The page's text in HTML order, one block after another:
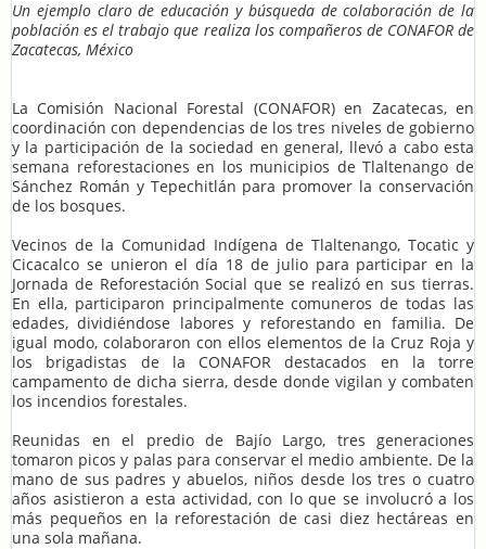
Un ejemplo claro de educación y búsqueda de colaboración de la
población es el trabajo que realiza los compañeros de CONAFOR de
Zacatecas, México
La Comisión Nacional Forestal (CONAFOR) en Zacatecas, en
coordinación con dependencias de los tres niveles de gobierno
y la participación de la sociedad en general, llevó a cabo esta
semana reforestaciones en los municipios de Tlaltenango de
Sánchez Román y Tepechitlán para promover la conservación
de los bosques.
Vecinos de la Comunidad Indígena de Tlaltenango, Tocatic y
Cicacalco se unieron el día 18 de julio para participar en la
Jornada de Reforestación Social que se realizó en sus tierras.
En ella, participaron principalmente comuneros de todas las
edades, dividiéndose labores y reforestando en familia. De
igual modo, colaboraron con ellos elementos de la Cruz Roja y
los brigadistas de la CONAFOR destacados en la torre
campamento de dicha sierra, desde donde vigilan y combaten
los incendios forestales.
Reunidas en el predio de Bajío Largo, tres generaciones
tomaron picos y palas para conservar el medio ambiente. De la
mano de sus padres y abuelos, niños desde los tres o cuatro
años asistieron a esta actividad, con lo que se involucró a los
más pequeños en la reforestación de casi diez hectáreas en
una sola mañana.